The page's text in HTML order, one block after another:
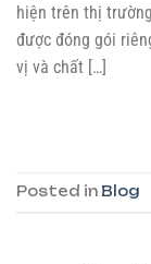
hiện trên thị
được đóng gói
vị và chất […]
Posted in Blog